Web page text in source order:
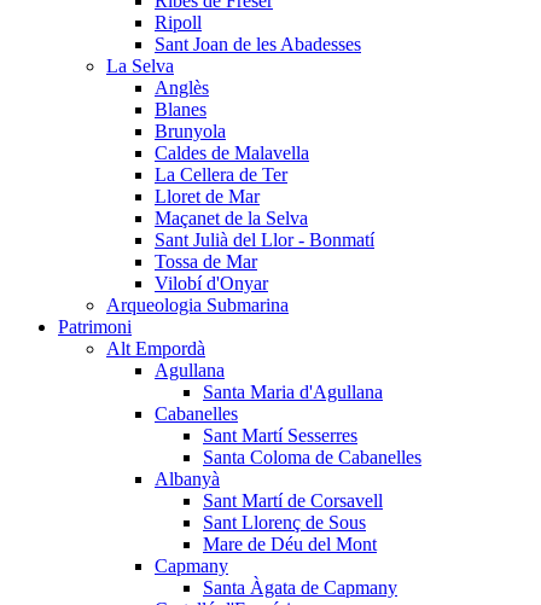
Ripoll
Sant Joan de les Abadesses
La Selva
Anglès
Blanes
Brunyola
Caldes de Malavella
La Cellera de Ter
Lloret de Mar
Maçanet de la Selva
Sant Julià del Llor - Bonmatí
Tossa de Mar
Vilobí d'Onyar
Arqueologia Submarina
Patrimoni
Alt Empordà
Agullana
Santa Maria d'Agullana
Cabanelles
Sant Martí Sesserres
Santa Coloma de Cabanelles
Albanyà
Sant Martí de Corsavell
Sant Llorenç de Sous
Mare de Déu del Mont
Capmany
Santa Àgata de Capmany